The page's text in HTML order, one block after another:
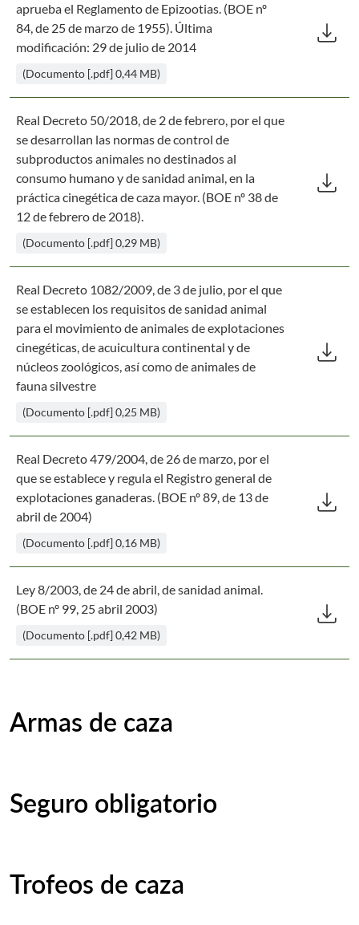
aprueba el Reglamento de Epizootias. (BOE nº
84, de 25 de marzo de 1955). Última
modificación: 29 de julio de 2014
(Documento [.pdf] 0,44 MB)
download
Real Decreto 50/2018, de 2 de febrero, por el que
se desarrollan las normas de control de
subproductos animales no destinados al
consumo humano y de sanidad animal, en la
práctica cinegética de caza mayor. (BOE nº 38 de
12 de febrero de 2018).
(Documento [.pdf] 0,29 MB)
download
Real Decreto 1082/2009, de 3 de julio, por el que
se establecen los requisitos de sanidad animal
para el movimiento de animales de explotaciones
cinegéticas, de acuicultura continental y de
núcleos zoológicos, así como de animales de
fauna silvestre
(Documento [.pdf] 0,25 MB)
download
Real Decreto 479/2004, de 26 de marzo, por el
que se establece y regula el Registro general de
explotaciones ganaderas. (BOE nº 89, de 13 de
abril de 2004)
(Documento [.pdf] 0,16 MB)
download
Ley 8/2003, de 24 de abril, de sanidad animal.
(BOE nº 99, 25 abril 2003)
(Documento [.pdf] 0,42 MB)
download
Armas de caza
Seguro obligatorio
Trofeos de caza